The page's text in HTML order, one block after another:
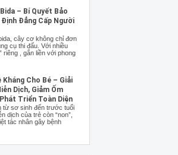
– Bí Quyết Bảo
Định Đẳng Cấp Người
cây cơ không chỉ đơn
cụ thi đấu. Với nhiều
riêng , gắn liền với phong
Cho Bé – Giải
Dịch, Giảm Ốm
Triển Toàn Diện
từ sơ sinh đến trước tuổi
dịch của trẻ còn “non”,
tác nhân gây bệnh